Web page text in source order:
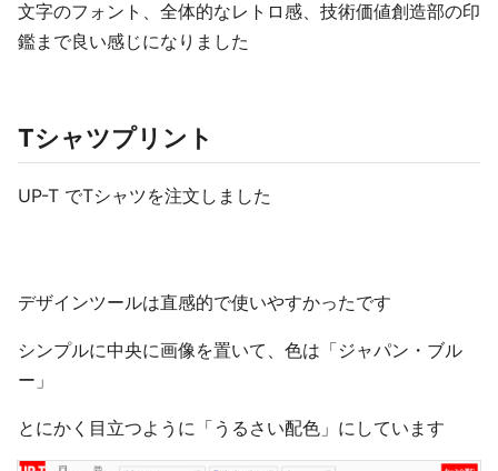
文字のフォント、全体的なレトロ感、技術価値創造部の印
鑑まで良い感じになりました
Tシャツプリント
UP-T でTシャツを注文しました
デザインツールは直感的で使いやすかったです
シンプルに中央に画像を置いて、色は「ジャパン・ブル
ー」
とにかく目立つように「うるさい配色」にしています